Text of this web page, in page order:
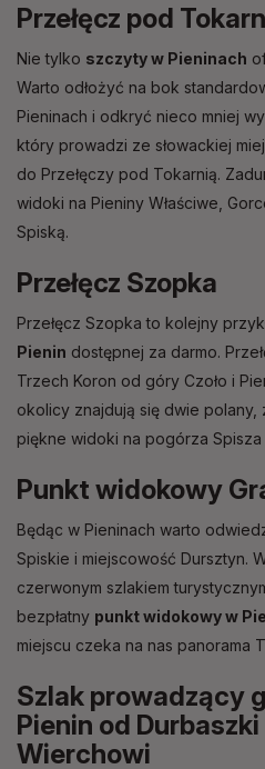
Przełęcz pod
Nie tylko szczyty w Pieninach
Warto odłożyć na bok
Pieninach i odkryć nieco mniej
który prowadzi ze słowackiej
do Przełęczy pod Tokarnią.
widoki na Pieniny Właściwe,
Spiską.
Przełęcz Szopka
Przełęcz Szopka to kolejny
Pienin dostępnej za darmo.
Trzech Koron od góry Czoło i
okolicy znajdują się dwie
piękne widoki na pogórza Spisza
Punkt widokowy
Będąc w Pieninach warto
Spiskie i miejscowość Dursztyn.
czerwonym szlakiem
bezpłatny punkt widokowy w
miejscu czeka na nas panorama
Szlak prowadzący
Pienin od
Wierchowi